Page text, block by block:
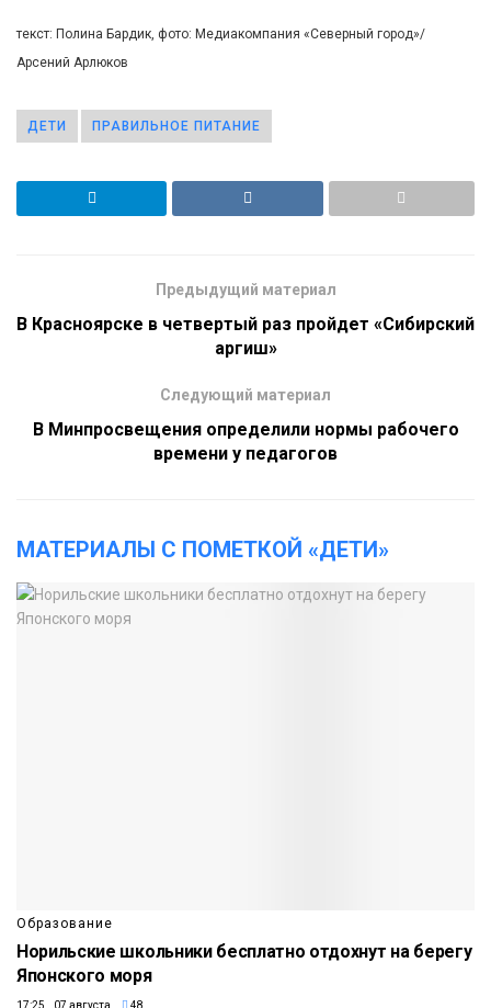
текст: Полина Бардик, фото: Медиакомпания «Северный город»/
Арсений Арлюков
ДЕТИ ПРАВИЛЬНОЕ ПИТАНИЕ
Предыдущий материал
В Красноярске в четвертый раз пройдет «Сибирский
аргиш»
Следующий материал
В Минпросвещения определили нормы рабочего
времени у педагогов
МАТЕРИАЛЫ С ПОМЕТКОЙ «ДЕТИ»
Образование
Норильские школьники бесплатно отдохнут на берегу
Японского моря
17:25 07 августа 48